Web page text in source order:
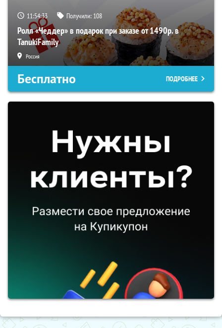
11:54:33 Получили: 108
Ролл «Чеддер» в подарок при заказе от 1490р. в
TanukiFamily
Россия
Бесплатно ПОДРОБНЕЕ